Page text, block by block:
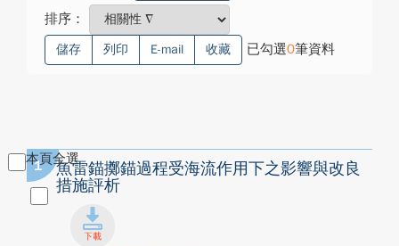
排序：
儲存 列印 E-mail 收藏 已勾選0筆資料
本頁全選
1
魚雷錨擲錨過程受海流作用下之影響與改良
措施評析